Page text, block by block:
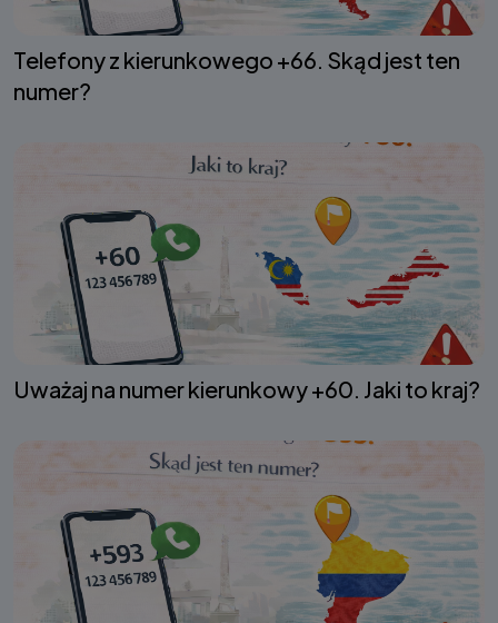
Telefony z kierunkowego +66. Skąd jest ten
numer?
Uważaj na numer kierunkowy +60. Jaki to kraj?